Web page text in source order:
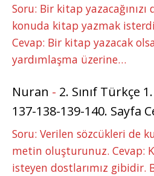
Soru: Bir kitap
konuda kitap yazmak
Cevap: Bir kitap yazacak
yardımlaşma üzerine…
Nuran - 2. Sınıf Türkçe
137-138-139-140. Sayfa
Soru: Verilen sözcükleri de
metin oluşturunuz. Cevap:
isteyen dostlarımız gibidir.